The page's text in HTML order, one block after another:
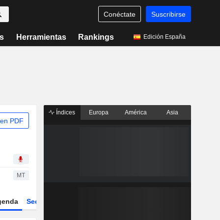
Conéctate Suscribirse
Herramientas Rankings Edición España
PDF
MT
Sector
Índices Europa América Asia